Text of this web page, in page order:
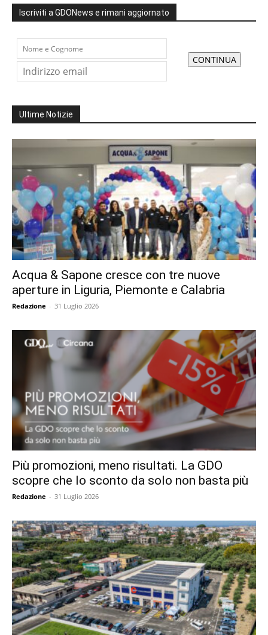
Iscriviti a GDONews e rimani aggiornato
Ultime Notizie
Acqua & Sapone cresce con tre nuove
aperture in Liguria, Piemonte e Calabria
Redazione - 31 Luglio 2026
Più promozioni, meno risultati. La GDO
scopre che lo sconto da solo non basta più
Redazione - 31 Luglio 2026